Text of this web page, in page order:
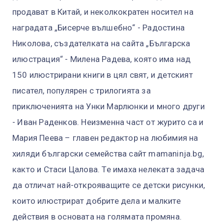
продават в Китай, и неколкократен носител на
наградата „Бисерче вълшебно“ - Радостина
Николова, създателката на сайта „Българска
илюстрация“ - Милена Радева, която има над
150 илюстрирани книги в цял свят, и детският
писател, популярен с трилогията за
приключенията на Унки Марлюнки и много други
- Иван Раденков. Неизменна част от журито са и
Мария Пеева – главен редактор на любимия на
хиляди български семейства сайт mamaninja.bg,
както и Стаси Цалова. Те имаха нелеката задача
да отличат най-открояващите се детски рисунки,
които илюстрират добрите дела и малките
действия в основата на голямата промяна.